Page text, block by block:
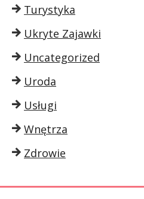
Turystyka
Ukryte Zajawki
Uncategorized
Uroda
Usługi
Wnętrza
Zdrowie